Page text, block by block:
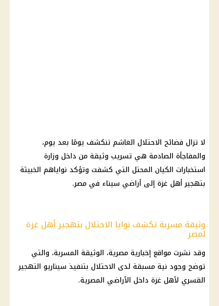
لا تزال فضائح الاحتلال الغاشم تنكشف يومًا بعد يوم،
والمفاجأة الصادمة هي تسريب وثيقة من داخل وزارة
استخبارات الكيان المحتل التي كشفت وتؤكد نواياهم الخبيثة
بتهجير أهل غزة إلى أراضي سيناء في مصر.
وثيقة مسربة تكشف نوايا الاحتلال بتهجير أهل غزة
لمصر
وقد نشرت مواقع إخبارية مصرية، الوثيقة المسربة، والتي
توضح وجود نية مسبقة لدى الاحتلال بتنفيذ سيناريو التهجير
القسري لأهل غزة داخل الأراضي المصرية.